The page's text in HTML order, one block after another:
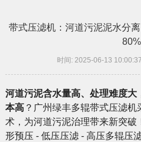
带式压滤机：河道污泥泥水分
80%
时间: 2025-06-13 10:00:37
河道污泥含水量高、处理难度
本高？广州绿丰多辊带式压滤机
术，为河道污泥治理带来新突破
形预压 - 低压压滤 - 高压多辊压